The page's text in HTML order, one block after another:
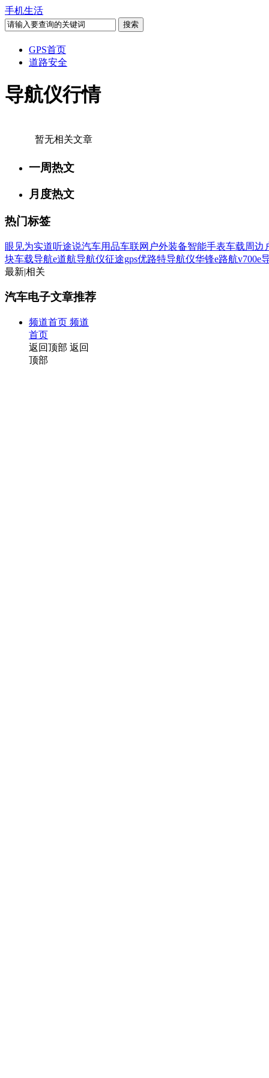
手机生活
GPS首页
道路安全
导航仪行情
暂无相关文章
一周热文
月度热文
热门标签
眼见为实道听途说汽车用品车联网 户外装备智能手表车载周边
块车载导航e道航导航仪征途gps优路特导航仪华锋e路航v700e
最新|相关
汽车电子文章推荐
频道首页 频道
首页
返回顶部 返回
顶部